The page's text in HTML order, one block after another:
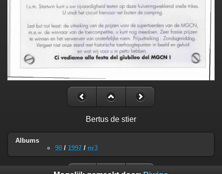
Bertus de stier
Albums
90 / 1997 / nr3